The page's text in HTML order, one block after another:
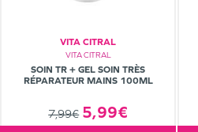
VITA CITRAL
VITA CITRAL
SOIN TR + GEL SOIN TRÈS
RÉPARATEUR MAINS 100ML
7,99€ 5,99€